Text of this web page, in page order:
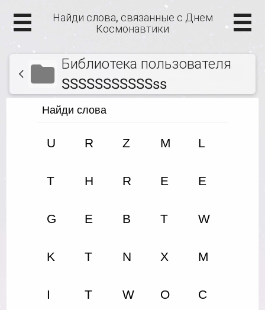
Найди слова, связанные с Днем
Космонавтики
Библиотека пользователя
SSSSSSSSSSSss